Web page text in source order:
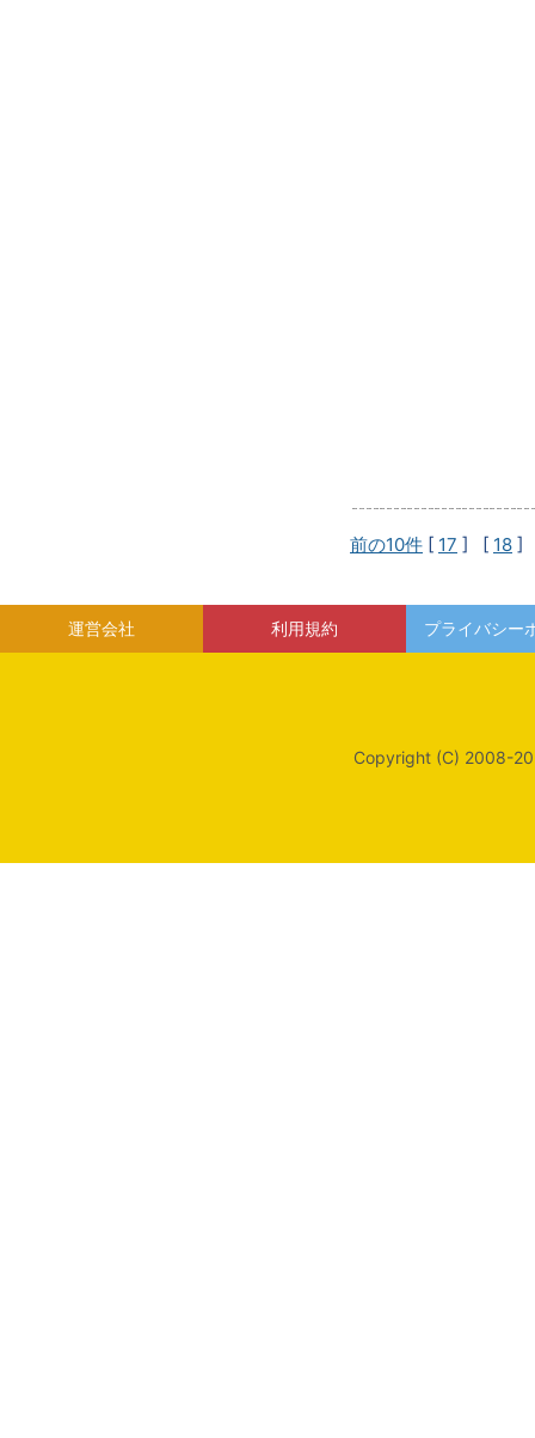
前の10件 [ 17 ] [ 18 ]
運営会社 利用規約 プライバシー
Copyright (C) 2008-